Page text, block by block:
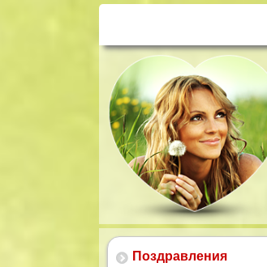
Поздравления